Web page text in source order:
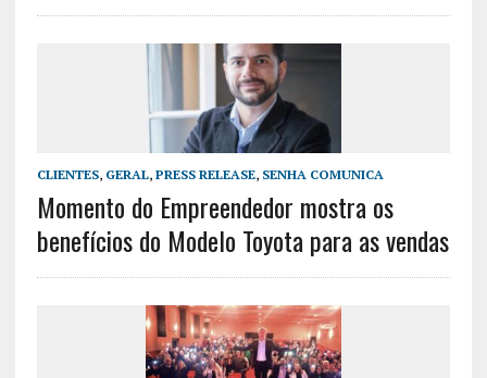
CLIENTES, GERAL, PRESS RELEASE, SENHA COMUNICA
Momento do Empreendedor mostra os
benefícios do Modelo Toyota para as vendas